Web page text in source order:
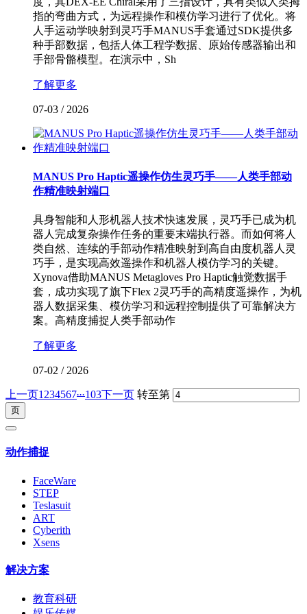
指的弯曲方式，为远程操作和模仿学习进行了优化。将
人手运动学映射到灵巧手MANUS手套通过SDK提供多
种手部数据，包括人体工程学数据、原始传感器输出和
手部骨骼模型。在演示中，Sh
了解更多
07-03 / 2026
MANUS Pro Haptic遥操作仿生灵巧手——人类手部动
作精准映射端口
具身智能和人形机器人技术快速发展，灵巧手已成为机
器人完成复杂操作任务的重要末端执行器。而如何将人
类自然、连续的手部动作精准映射到高自由度机器人灵
巧手，是实现高效遥操作和机器人模仿学习的关键。
Xynova借助MANUS Metagloves Pro Haptic触觉数据手
套，成功实现了旗下Flex 2灵巧手的高精度遥操作，为机
器人数据采集、模仿学习和远程控制提供了可靠解决方
案。高精度捕捉人类手部动作
了解更多
07-02 / 2026
上一页1 234567...103下一页 转至第
动作捕捉
FaceWare
STEP
Teslasuit
ART
Cyberith
Xsens
解决方案
教育科研